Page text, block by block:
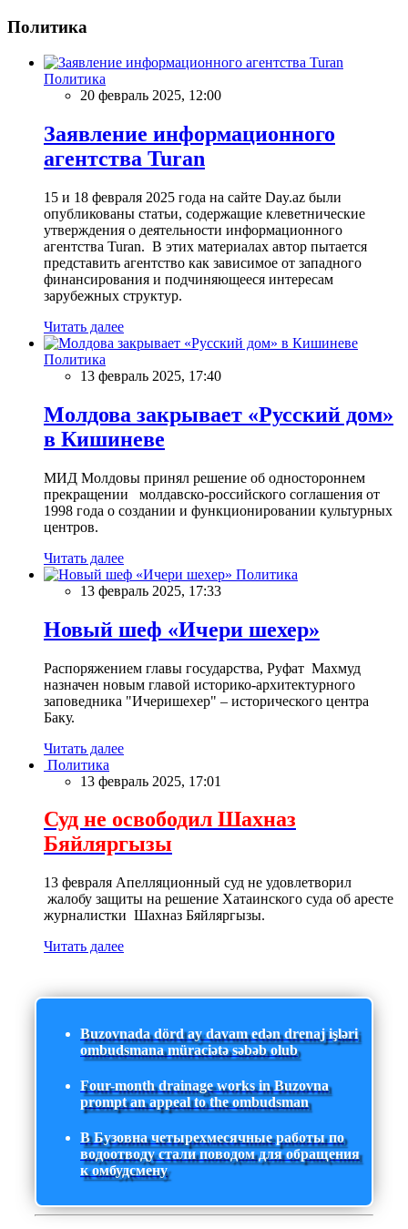
Политика
Политика
20 февраль 2025, 12:00
Заявление информационного
агентства Turan
15 и 18 февраля 2025 года на сайте Day.az были
опубликованы статьи, содержащие клеветнические
утверждения о деятельности информационного
агентства Turan. В этих материалах автор пытается
представить агентство как зависимое от западного
финансирования и подчиняющееся интересам
зарубежных структур.
Читать далее
Политика
13 февраль 2025, 17:40
Молдова закрывает «Русский дом»
в Кишиневе
МИД Молдовы принял решение об одностороннем
прекращении молдавско-российского соглашения от
1998 года о создании и функционировании культурных
центров.
Читать далее
Политика
13 февраль 2025, 17:33
Новый шеф «Ичери шехер»
Распоряжением главы государства, Руфат Махмуд
назначен новым главой историко-архитектурного
заповедника "Ичеришехер" – исторического центра
Баку.
Читать далее
Политика
13 февраль 2025, 17:01
Суд не освободил Шахназ
Бяйляргызы
13 февраля Апелляционный суд не удовлетворил
жалобу защиты на решение Хатаинского суда об аресте
журналистки Шахназ Бяйляргызы.
Читать далее
Buzovnada dörd ay davam edən drenaj işləri
ombudsmana müraciətə səbəb olub
Four-month drainage works in Buzovna
prompt an appeal to the ombudsman
В Бузовна четырехмесячные работы по
водоотводу стали поводом для обращения
к омбудсмену